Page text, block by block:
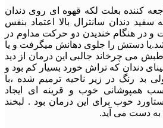
کننده بعلت لکه قهوه ای روی دندان
سفید دندان سانترال بالا اعتماد بنفس
و در هنگام خندیدن دو حرکت مداوم در
دستش را جلوی دهانش میگرفت و یا
می چرخاند جالبی این درمان از دید
دندان که تراش خورد بسیار کم بود و
بد رنگ در زیر ناحیه ترمیم شده ،با
همپوشانی خوب و قرینه ای ایجاد
خوب برای این درمان بود . لبخند
به دست می آید.